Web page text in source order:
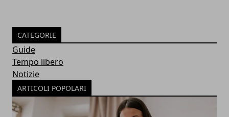
CATEGORIE
Guide
Tempo libero
Notizie
ARTICOLI POPOLARI